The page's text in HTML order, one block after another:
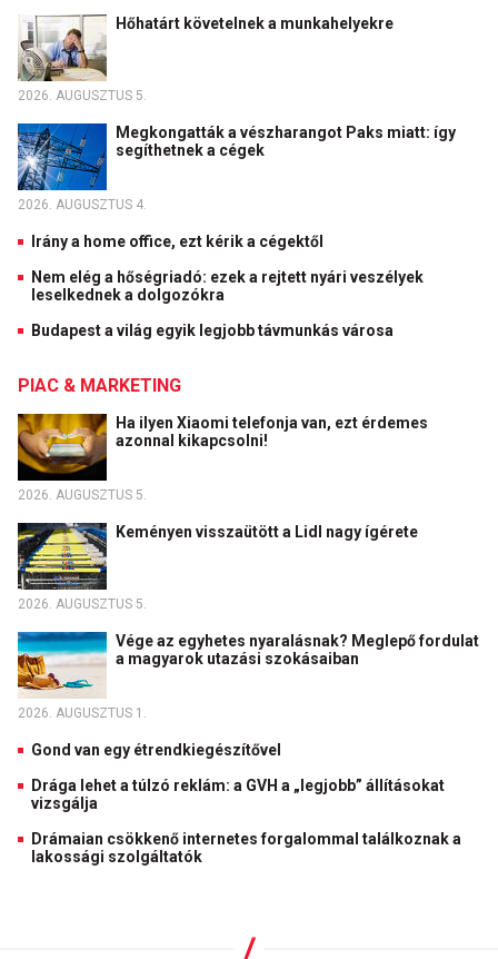
Hőhatárt követelnek a munkahelyekre
2026. AUGUSZTUS 5.
Megkongatták a vészharangot Paks miatt: így
segíthetnek a cégek
2026. AUGUSZTUS 4.
Irány a home office, ezt kérik a cégektől
Nem elég a hőségriadó: ezek a rejtett nyári veszélyek
leselkednek a dolgozókra
Budapest a világ egyik legjobb távmunkás városa
PIAC & MARKETING
Ha ilyen Xiaomi telefonja van, ezt érdemes
azonnal kikapcsolni!
2026. AUGUSZTUS 5.
Keményen visszaütött a Lidl nagy ígérete
2026. AUGUSZTUS 5.
Vége az egyhetes nyaralásnak? Meglepő fordulat
a magyarok utazási szokásaiban
2026. AUGUSZTUS 1.
Gond van egy étrendkiegészítővel
Drága lehet a túlzó reklám: a GVH a „legjobb” állításokat
vizsgálja
Drámaian csökkenő internetes forgalommal találkoznak a
lakossági szolgáltatók